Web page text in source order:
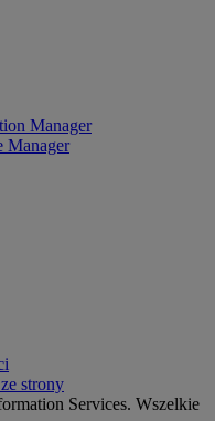
Manager
Manager
strony
Services. Wszelkie